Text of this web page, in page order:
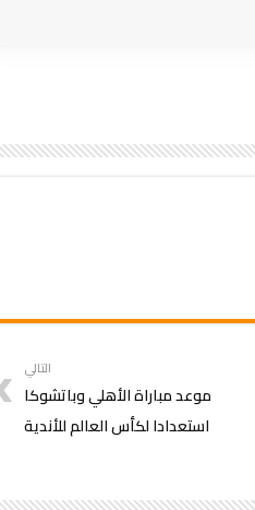
التالي
موعد مباراة الأهلي وباتشوكا
استعدادا لكأس العالم للأندية